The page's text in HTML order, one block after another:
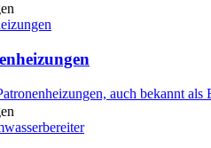
auch bekannt